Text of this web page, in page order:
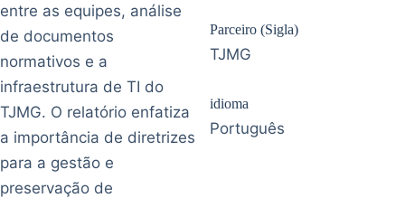
entre as equipes, análise
de documentos
normativos e a
infraestrutura de TI do
TJMG. O relatório enfatiza
a importância de diretrizes
para a gestão e
preservação de
Parceiro (Sigla)
TJMG
idioma
Português